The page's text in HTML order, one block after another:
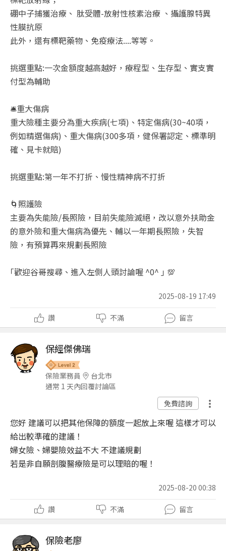
硼中子捕獲治療、 肽受體-放射性核素治療 、攝護腺特異
性膜抗原
此外，還有標靶藥物、免疫療法....等等。
挑選重點:一次金額度越高越好，療程型、生存型、實支實
付型為輔助
🛎️重大傷病
重大險種主要分為重大疾病(七項)、特定傷病(30~40項，
例如精選傷病)、重大傷病(300多項，健保署認定、標準明
確、見卡就賠)
挑選重點:第一年不打折、慢性精神病不打折
🌀照護險
主要為失能險/長照險，目前失能險滅絕，改以意外扶助金
的意外險和重大傷病為優先、輔以一年期長照險，失智
險，有預算再來規劃長照險
｢歡迎谷哥搜尋、進入左側人頭討論喔 ^0^ ｣ 💯
2025-08-19 17:49
讚 不滿 留言
保經傑佛瑞
保險業務員
台北市
通常 1 天內回覆討論區
免費諮詢
您好 建議可以把其他保障的額度一起放上來喔 這樣才可以
給出較準確的建議！
婦女險、婦嬰險效益不大 不建議規劃
若是非自願剖腹醫療險是可以理賠的喔！
2025-08-20 00:38
讚 不滿 留言
保險老廖